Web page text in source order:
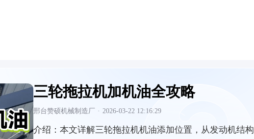
三轮拖拉机加机油全攻略
邢台赞硕机械制造厂 · 2026-03-22 12:16:29
介绍： 本文详解三轮拖拉机机油添加位置，从发动机结构